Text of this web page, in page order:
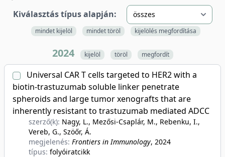
Kiválasztás típus alapján:
mindet kijelöl mindet töröl kijelölés megfordítása
2024 kijelöl töröl megfordít
Universal CAR T cells targeted to HER2 with a
biotin-trastuzumab soluble linker penetrate
spheroids and large tumor xenografts that are
inherently resistant to trastuzumab mediated ADCC
szerző(k): Nagy, L., Mezősi-Csaplár, M., Rebenku, I.,
Vereb, G., Szöőr, Á.
megjelenés: Frontiers in Immunology, 2024
típus: folyóiratcikk